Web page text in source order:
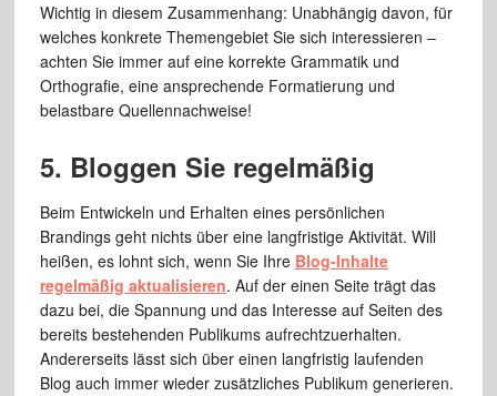
Wichtig in diesem Zusammenhang: Unabhängig davon, für
welches konkrete Themengebiet Sie sich interessieren –
achten Sie immer auf eine korrekte Grammatik und
Orthografie, eine ansprechende Formatierung und
belastbare Quellennachweise!
5. Bloggen Sie regelmäßig
Beim Entwickeln und Erhalten eines persönlichen
Brandings geht nichts über eine langfristige Aktivität. Will
heißen, es lohnt sich, wenn Sie Ihre Blog-Inhalte
regelmäßig aktualisieren. Auf der einen Seite trägt das
dazu bei, die Spannung und das Interesse auf Seiten des
bereits bestehenden Publikums aufrechtzuerhalten.
Andererseits lässt sich über einen langfristig laufenden
Blog auch immer wieder zusätzliches Publikum generieren.